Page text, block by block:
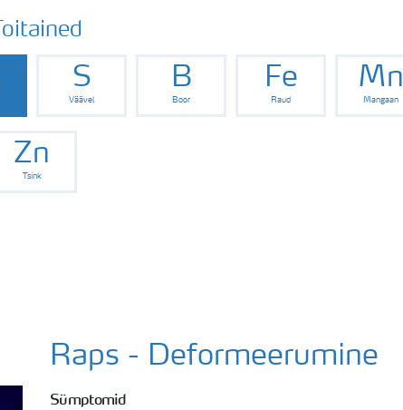
Toitained
S
Väävel
B
Boor
Fe
Raud
Mn
Mangaan
Zn
Tsink
Raps - Deformeerumine
Sümptomid